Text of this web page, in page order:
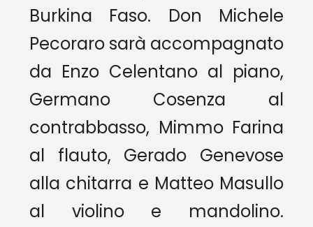
Burkina Faso. Don Michele
Pecoraro sarà accompagnato
da Enzo Celentano al piano,
Germano Cosenza al
contrabbasso, Mimmo Farina
al flauto, Gerado Genevose
alla chitarra e Matteo Masullo
al violino e mandolino.